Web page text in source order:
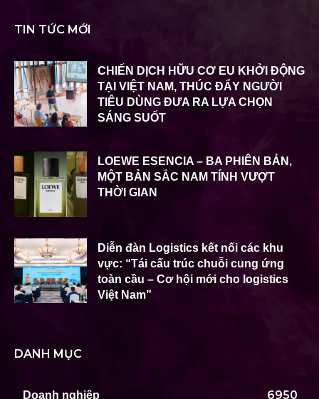
TIN TỨC MỚI
CHIẾN DỊCH HỮU CƠ EU KHỞI ĐỘNG
TẠI VIỆT NAM, THÚC ĐẨY NGƯỜI
TIÊU DÙNG ĐƯA RA LỰA CHỌN
SÁNG SUỐT
LOEWE ESENCIA – BA PHIÊN BẢN,
MỘT BẢN SẮC NAM TÍNH VƯỢT
THỜI GIAN
Diễn đàn Logistics kết nối các khu
vực: “Tái cấu trúc chuỗi cung ứng
toàn cầu – Cơ hội mới cho logistics
Việt Nam”
DANH MỤC
Doanh nghiệp 6950